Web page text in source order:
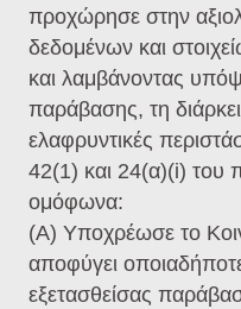
προχώρησε στην
δεδομένων και
και λαμβάνοντας
παράβασης, τη
ελαφρυντικές
42(1) και 24(α)(i)
ομόφωνα:
(Α) Υποχρέωσε το
αποφύγει
εξετασθείσας